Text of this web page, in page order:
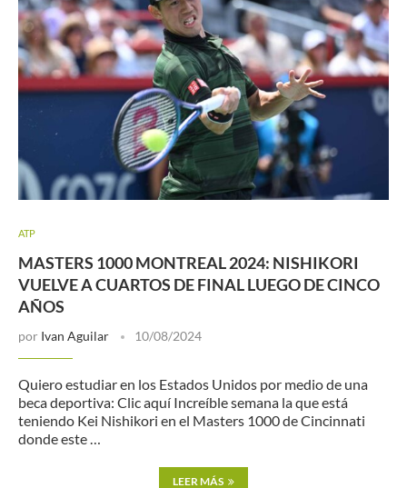
ATP
MASTERS 1000 MONTREAL 2024: NISHIKORI
VUELVE A CUARTOS DE FINAL LUEGO DE CINCO
AÑOS
por Ivan Aguilar 10/08/2024
Quiero estudiar en los Estados Unidos por medio de una
beca deportiva: Clic aquí Increíble semana la que está
teniendo Kei Nishikori en el Masters 1000 de Cincinnati
donde este …
LEER MÁS